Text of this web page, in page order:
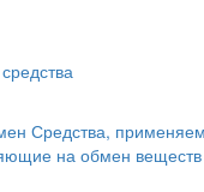
Средства,
на обмен веществ